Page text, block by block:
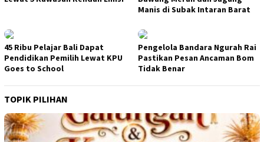
Manis di Subak Intaran Barat
45 Ribu Pelajar Bali Dapat
Pendidikan Pemilih Lewat KPU
Goes to School
Pengelola Bandara Ngurah Rai
Pastikan Pesan Ancaman Bom
Tidak Benar
TOPIK PILIHAN